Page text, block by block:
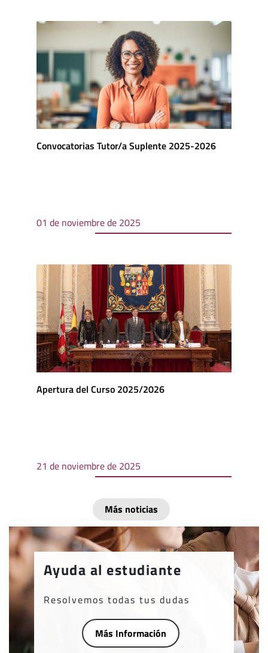
Convocatorias Tutor/a Suplente 2025-2026
01 de noviembre de 2025
Apertura del Curso 2025/2026
21 de noviembre de 2025
Más noticias
Ayuda al estudiante
Resolvemos todas tus dudas
Más Información